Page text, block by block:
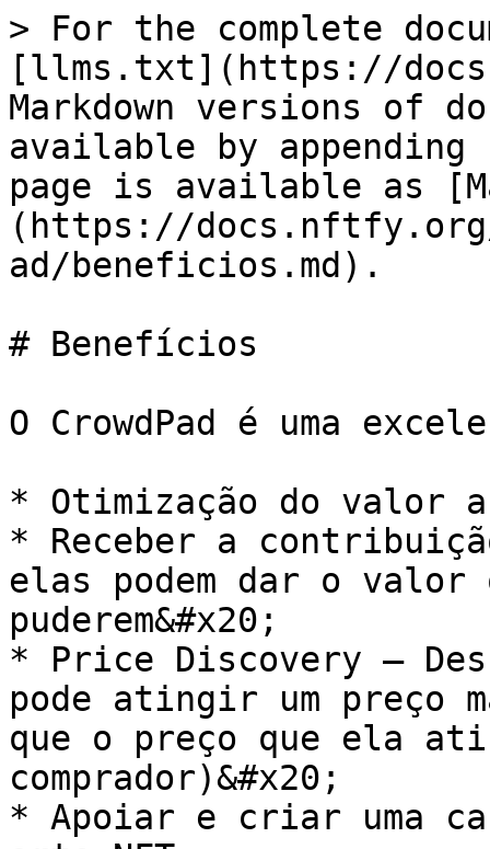
> For the complete
[llms.txt](https://
Markdown versions of
available by
page is available as
(https://docs.nftfy.org/
ad/beneficios.md).
# Benefícios
O CrowdPad é uma
* Otimização do valor
* Receber a
elas podem dar o valor
puderem&#x20;
* Price Discovery –
pode atingir um preço
que o preço que ela
comprador)&#x20;
* Apoiar e criar uma